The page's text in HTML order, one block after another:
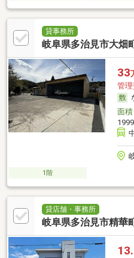
貸事務所
岐阜県多治見市大畑
33
管理
面積
1階
貸店舗・事務所
岐阜県多治見市精華